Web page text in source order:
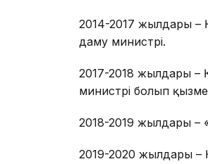
2014-2017 жылдары –
даму министрі.
2017-2018 жылдары –
министрі болып
2018-2019 жылдары –
2019-2020 жылдары –